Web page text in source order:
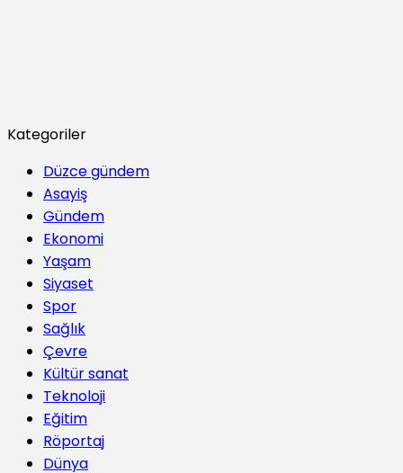
Kategoriler
Düzce gündem
Asayiş
Gündem
Ekonomi
Yaşam
Siyaset
Spor
Sağlık
Çevre
Kültür sanat
Teknoloji
Eğitim
Röportaj
Dünya